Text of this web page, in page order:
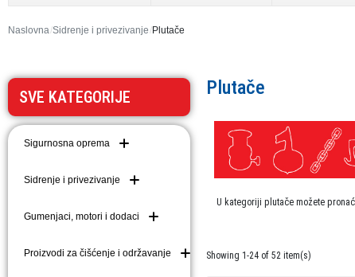
Sidra i dodaci
Dodaci za sidrenje i
Lanci
Užad
Brodske ljestve i
Naslovna Sidrenje i privezivanje Plutače
SVE KATEGORIJE
Sigurnosna oprema
Sidrenje i privezivanje
Gumenjaci, motori i dodaci
Proizvodi za čišćenje i održavanje
Plutače
U kategoriji plutače možete
Showing 1-24 of 52 item(s)